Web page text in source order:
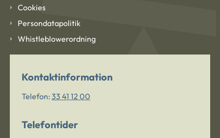
Cookies
Persondatapolitik
Whistleblowerordning
Kontaktinformation
Telefon: 33 41 12 00
Telefontider